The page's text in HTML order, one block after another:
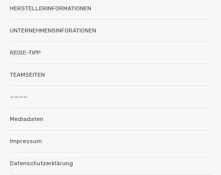
HERSTELLERINFORMATIONEN
UNTERNEHMENSINFORATIONEN
REISE-TIPP
TEAMSEITEN
————
Mediadaten
Impressum
Datenschutzerklärung